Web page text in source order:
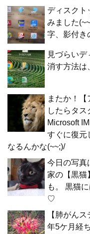
ディスクト
みました
字、影付き
見づらい
消す方法は
またか！【
したらタ
Microsoft
すぐに復元
なるんかな(~~;)/
今日の写真
家の【黒猫
も。 黒猫
♡
【肺がん
年5ケ月経